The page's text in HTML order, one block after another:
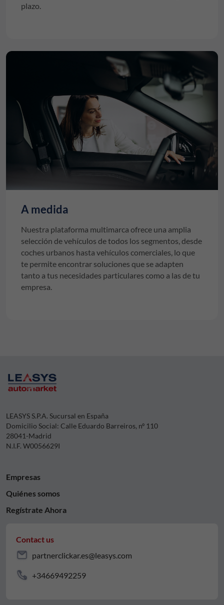
plazo.
A medida
Nuestra plataforma multimarca ofrece una amplia
selección de vehículos de todos los segmentos, desde
coches urbanos hasta vehículos comerciales, lo que
te permite encontrar soluciones que se adapten
tanto a tus necesidades particulares como a las de tu
empresa.
LEASYS S.P.A. Sucursal en España
Domicilio Social: Calle Eduardo Barreiros, nº 110
28041-Madrid
N.I.F. W0056629I
Empresas
Quiénes somos
Regístrate Ahora
Contact us
partnerclickar.es@leasys.com
+34669492259